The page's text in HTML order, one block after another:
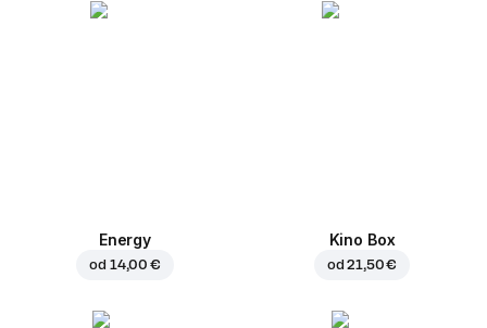
Energy
od 14,00 €
Kino Box
od21,50 €